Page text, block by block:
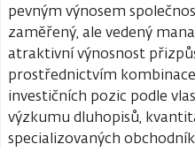
pevným výnosem
zaměřený, ale vedený
atraktivní výnosnost
prostřednictvím
investičních pozic podle
výzkumu dluhopisů,
specializovaných